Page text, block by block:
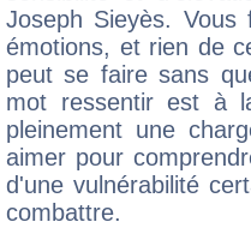
Joseph Sieyès.
émotions, et rien de
peut se faire sans
mot ressentir est à
pleinement une
aimer pour
d'une vulnérabilité
combattre.